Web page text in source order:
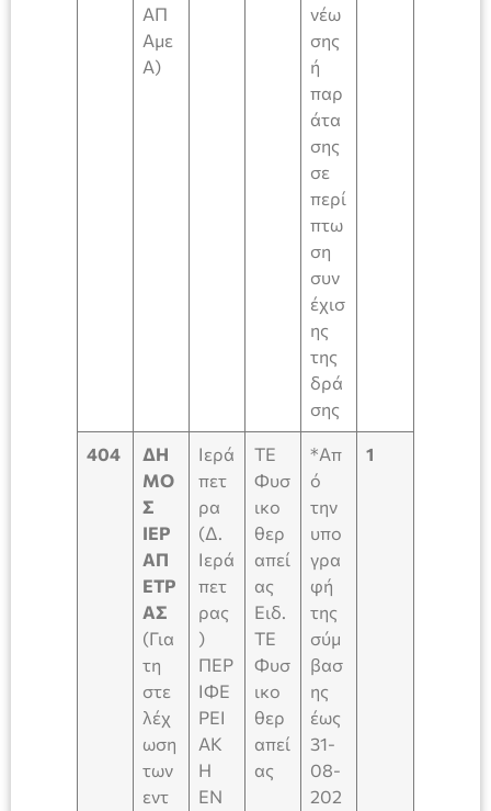
ΑΠ
Αμε
Α)
νέω
σης
ή
παρ
άτα
σης
σε
περί
πτω
ση
συν
έχισ
ης
της
δρά
σης
404
ΔΗ
ΜΟ
Σ
ΙΕΡ
ΑΠ
ΕΤΡ
ΑΣ
(Για
τη
στε
λέχ
ωση
των
εντ
Ιερά
πετ
ρα
(Δ.
Ιερά
πετ
ρας
)
ΠΕΡ
ΙΦΕ
ΡΕΙ
ΑΚ
Η
ΕΝ
ΤΕ
Φυσ
ικο
θερ
απεί
ας
Ειδ.
ΤΕ
Φυσ
ικο
θερ
απεί
ας
*Απ
ό
την
υπο
γρα
φή
της
σύμ
βασ
ης
έως
31-
08-
202
1